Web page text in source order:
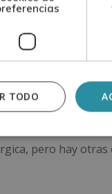
la
varios tipos de
lo que es más
o en el oído
pero hay otras
TODO